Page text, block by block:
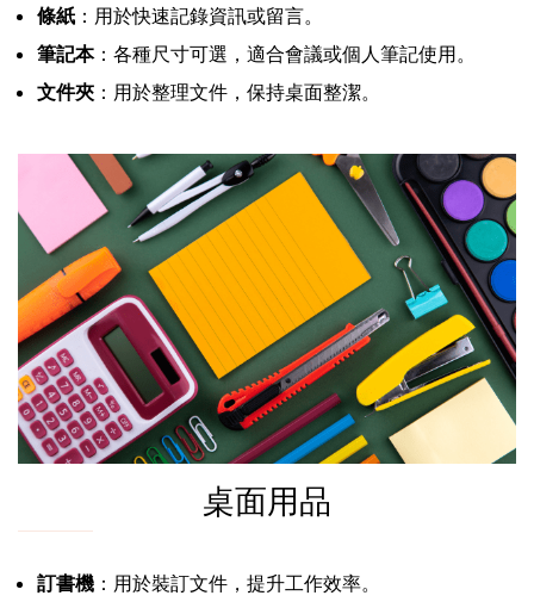
條紙 ：用於快速記錄資訊或留言。
筆記本：各種尺寸可選，適合會議或個人筆記使用。
文件夾 ：用於整理文件，保持桌面整潔。
桌面用品
訂書機 ：用於裝訂文件，提升工作效率。